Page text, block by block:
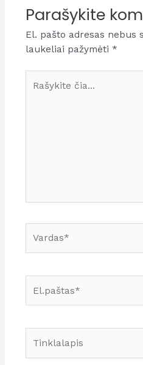
Parašykite
El. pašto adresas nebus
laukeliai pažymėti *
čia...